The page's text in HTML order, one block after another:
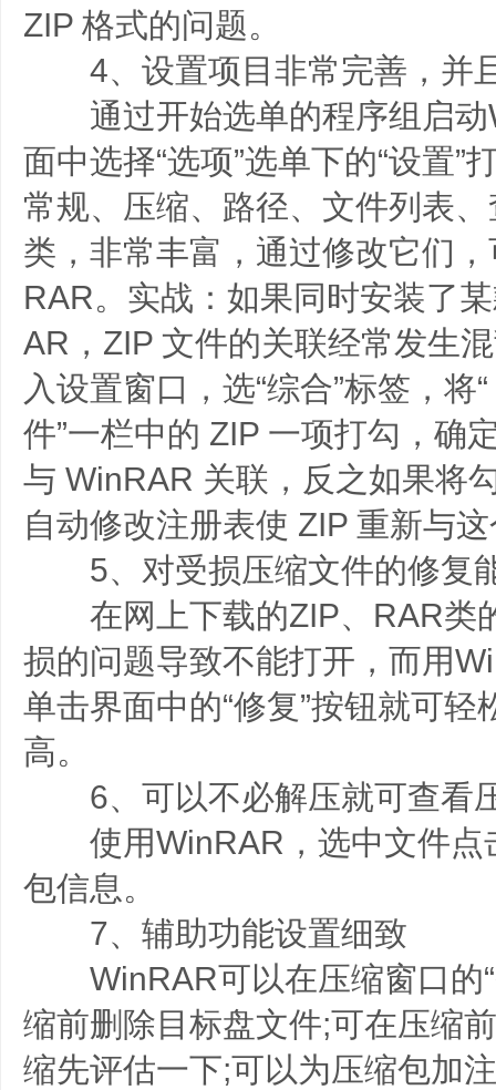
ZIP 格式的问题。
4、设置项目非常完善，并
通过开始选单的程序组启动
面中选择“选项”选单下的“设置”
常规、压缩、路径、文件列表
类，非常丰富，通过修改它们
RAR。实战：如果同时安装了
AR，ZIP 文件的关联经常发生
入设置窗口，选“综合”标签，将
件”一栏中的 ZIP 一项打勾，确
与 WinRAR 关联，反之如果将
自动修改注册表使 ZIP 重新与
5、对受损压缩文件的修复
在网上下载的ZIP、RAR类
损的问题导致不能打开，而用
单击界面中的“修复”按钮就可轻
高。
6、可以不必解压就可查看
使用WinRAR，选中文件点
包信息。
7、辅助功能设置细致
WinRAR可以在压缩窗口的“
缩前删除目标盘文件;可在压缩
缩先评估一下;可以为压缩包加